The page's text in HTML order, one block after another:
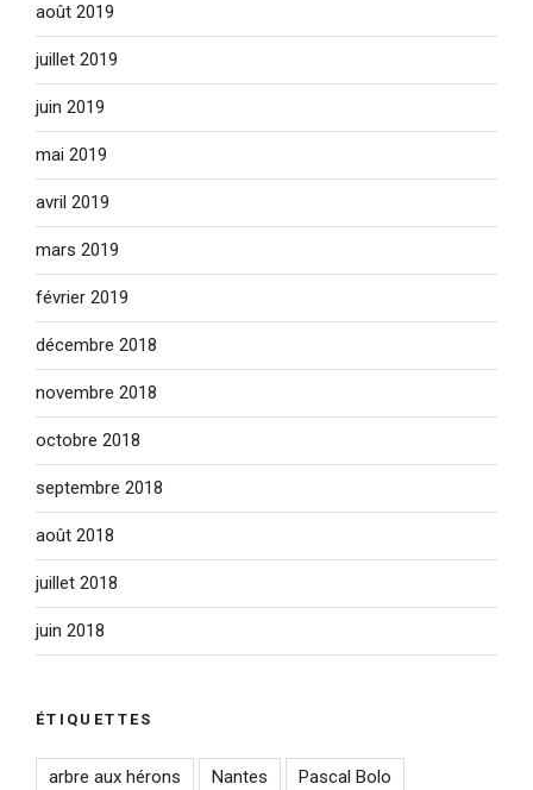
août 2019
juillet 2019
juin 2019
mai 2019
avril 2019
mars 2019
février 2019
décembre 2018
novembre 2018
octobre 2018
septembre 2018
août 2018
juillet 2018
juin 2018
ÉTIQUETTES
arbre aux hérons Nantes Pascal Bolo